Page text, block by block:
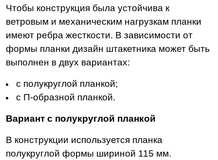
Чтобы конструкция была устойчива к
ветровым и механическим нагрузкам планки
имеют ребра жесткости. В зависимости от
формы планки дизайн штакетника может быть
выполнен в двух вариантах:
с полукруглой планкой;
с П-образной планкой.
Вариант с полукруглой планкой
В конструкции используется планка
полукруглой формы шириной 115 мм.